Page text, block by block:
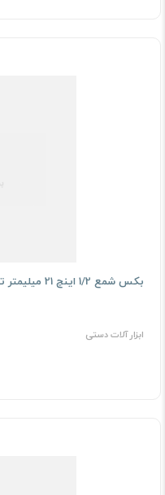
بکس شمع 1/2 اینچ 21 میلیمتر تندیس کد TT-2421S
ابزار آلات دستی